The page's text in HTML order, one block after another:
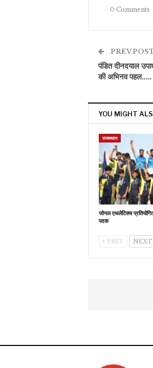
0 Comments
PREV
पंडित दीनदयाल
की अभिनव पहल…..
YOU MIGHT
राजस्थान
जोनल एथलेटिक्स
पदक
PREV NEXT